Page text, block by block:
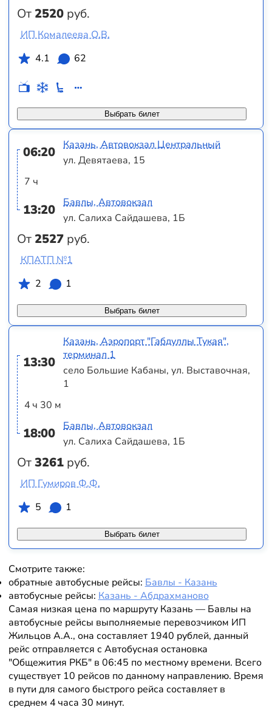
От2520 руб.
Выбрать билет
ИП Комалеева О.В.
4.1
62
06:20
7 ч
13:20
От2527 руб.
Казань, Автовокзал Центральный
ул. Девятаева, 15
Бавлы, Автовокзал
ул. Салиха Сайдашева, 1Б
Выбрать билет
КПАТП №1
2
1
13:30
4 ч 30 м
18:00
От3261 руб.
Казань, Аэропорт "Габдуллы Тукая",
терминал 1
село Большие Кабаны, ул. Выставочная,
1
Бавлы, Автовокзал
ул. Салиха Сайдашева, 1Б
Выбрать билет
ИП Гумиров Ф.Ф.
5
1
Смотрите также:
обратные автобусные рейсы: Бавлы - Казань
автобусные рейсы: Казань - Абдрахманово
Самая низкая цена по маршруту Казань — Бавлы на
автобусные рейсы выполняемые перевозчиком ИП
Жильцов А.А., она составляет 1940 рублей, данный
рейс отправляется с Автобусная остановка
"Общежития РКБ" в 06:45 по местному времени. Всего
существует 10 рейсов по данному направлению. Время
в пути для самого быстрого рейса составляет в
среднем 4 часа 30 минут.